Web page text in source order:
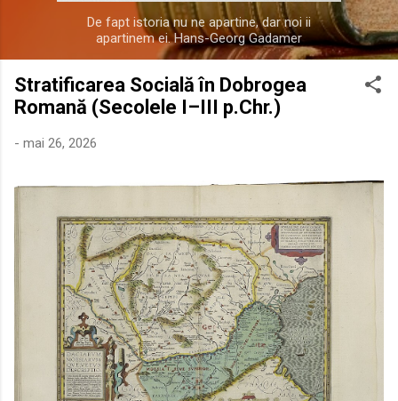
De fapt istoria nu ne apartine, dar noi ii
apartinem ei. Hans-Georg Gadamer
Stratificarea Socială în Dobrogea
Romană (Secolele I–III p.Chr.)
- mai 26, 2026